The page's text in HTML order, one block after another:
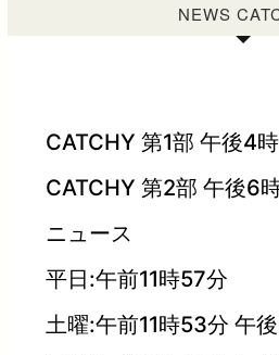
NEWS
CATCHY 第1部 午後4
CATCHY 第2部 午後6
ニュース
平日:午前11時57分
土曜:午前11時53分 午